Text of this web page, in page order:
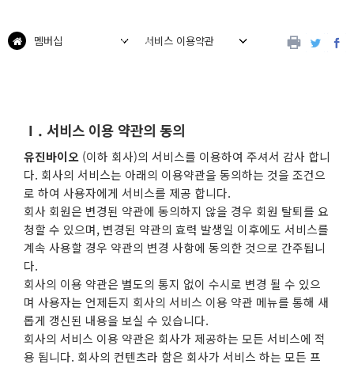
서비스 이용약관
멤버십
Ⅰ. 서비스 이용 약관의 동의
유진바이오 (이하 회사)의 서비스를 이용하여 주셔서 감사 합니
다. 회사의 서비스는 아래의 이용약관을 동의하는 것을 조건으
로 하여 사용자에게 서비스를 제공 합니다.
회사 회원은 변경된 약관에 동의하지 않을 경우 회원 탈퇴를 요
청할 수 있으며, 변경된 약관의 효력 발생일 이후에도 서비스를
계속 사용할 경우 약관의 변경 사항에 동의한 것으로 간주됩니
다.
회사의 이용 약관은 별도의 통지 없이 수시로 변경 될 수 있으
며 사용자는 언제든지 회사의 서비스 이용 약관 메뉴를 통해 새
롭게 갱신된 내용을 보실 수 있습니다.
회사의 서비스 이용 약관은 회사가 제공하는 모든 서비스에 적
용 됩니다. 회사의 컨텐츠라 함은 회사가 서비스 하는 모든 프